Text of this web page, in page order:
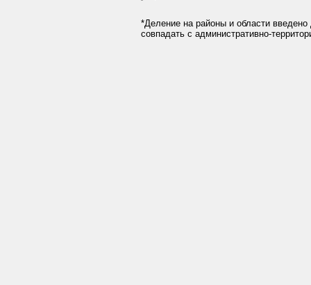
*Деление на районы и области введено
совпадать с административно-